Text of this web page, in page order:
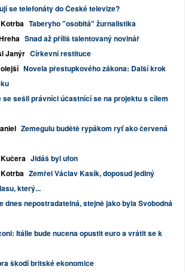
se telefonáty do České televize?
Taberyho "osobitá" žurnalistika
Snad až příliš talentovaný novinář
Janýr Církevní restituce
Novela přestupkového zákona: Další krok
se sešli právníci účastnící se na projektu s cílem
Zemegulu budětě rypákom ryť ako červená
Jidáš byl ufon
Zemřel Václav Kasík, doposud jediný
který...
dnes nepostradatelná, stejně jako byla Svobodná
Itálie bude nucena opustit euro a vrátit se k
škodí britské ekonomice